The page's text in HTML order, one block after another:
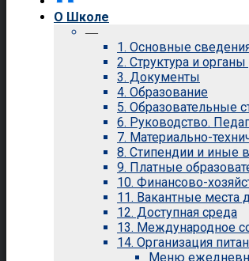
О Школе
—
1. Основные
2. Структура и
3. Документы
4. Образование
5. Образовательные
6. Руководство.
7. Материально-
8. Стипендии и иные
9. Платные
10. Финансово-
11. Вакантные места
12. Доступная среда
13. Международное
14. Организация
Меню